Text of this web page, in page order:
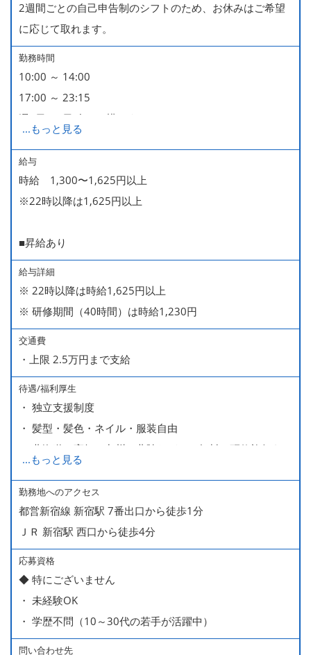
2週間ごとの自己申告制のシフトのため、お休みはご希望
に応じて取れます。
勤務時間
10:00 ～ 14:00
17:00 ～ 23:15
週2日・1日4h～で構いません。
■時短勤務制度あり
...もっと見る
給与
時給 1,300〜1,625円以上
※22時以降は1,625円以上
■昇給あり
給与詳細
※ 22時以降は時給1,625円以上
※ 研修期間（40時間）は時給1,230円
交通費
・上限 2.5万円まで支給
待遇/福利厚生
・ 独立支援制度
・ 髪型・髪色・ネイル・服装自由
・ 北海道や高知、九州、北陸などへの無料の研修旅行あり
ます
・ 無料の美味しい まかない食 あり
...もっと見る
勤務地へのアクセス
都営新宿線 新宿駅 7番出口から徒歩1分
ＪＲ 新宿駅 西口から徒歩4分
応募資格
◆ 特にございません
・ 未経験OK
・ 学歴不問（10～30代の若手が活躍中）
問い合わせ先